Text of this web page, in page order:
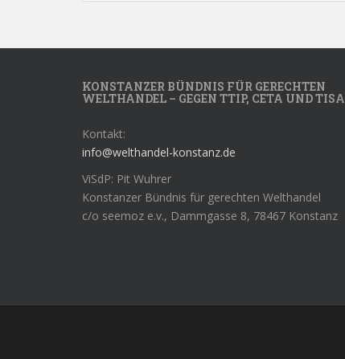
KONSTANZER BÜNDNIS FÜR GERECHTEN
WELTHANDEL – GEGEN TTIP, CETA UND TISA
Kontakt:
info@welthandel-konstanz.de
ViSdP: Pit Wuhrer
Konstanzer Bündnis für gerechten Welthandel
c/o seemoz e.v., Dammgasse 8, 78467 Konstanz